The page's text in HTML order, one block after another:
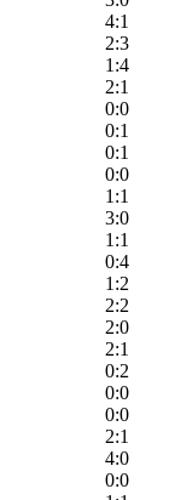
4:1
2:3
1:4
2:1
0:0
0:1
0:1
0:0
1:1
3:0
1:1
0:4
1:2
2:2
2:0
2:1
0:2
0:0
0:0
2:1
4:0
0:0